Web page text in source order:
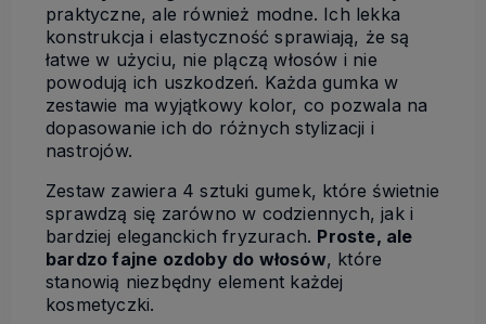
praktyczne, ale również modne. Ich lekka
konstrukcja i elastyczność sprawiają, że są
łatwe w użyciu, nie plączą włosów i nie
powodują ich uszkodzeń. Każda gumka w
zestawie ma wyjątkowy kolor, co pozwala na
dopasowanie ich do różnych stylizacji i
nastrojów.
Zestaw zawiera 4 sztuki gumek, które świetnie
sprawdzą się zarówno w codziennych, jak i
bardziej eleganckich fryzurach. Proste, ale
bardzo fajne ozdoby do włosów, które
stanowią niezbędny element każdej
kosmetyczki.